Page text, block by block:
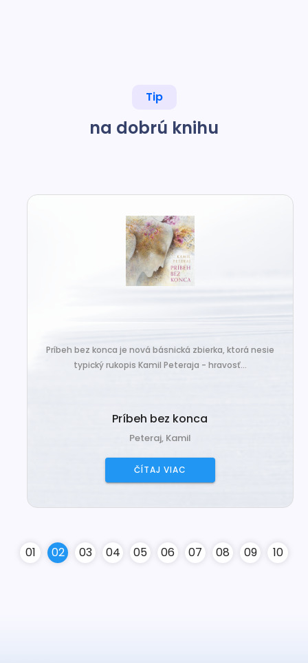
Tip
na dobrú knihu
Príbeh bez konca je nová básnická zbierka, ktorá nesie
typický rukopis Kamil Peteraja - hravosť...
Príbeh bez konca
Peteraj, Kamil
ČÍTAJ VIAC
01 02 03 04 05 06 07 08 09 10